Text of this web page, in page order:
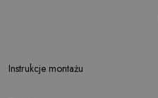
Instrukcje montażu